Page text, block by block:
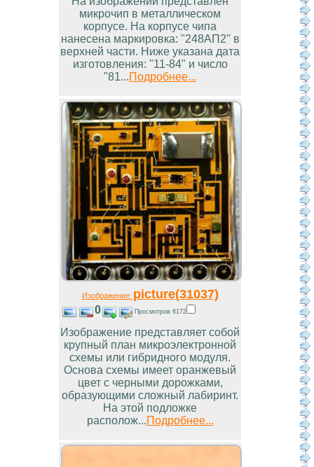
микрочип в металлическом
корпусе. На корпусе чипа
нанесена маркировка: "248АП2" в
верхней части. Ниже указана дата
изготовления: "11-84" и число
"81...Подробнее...
Изображениеpicture(31037)
0 Просмотров 6172
Изображение представляет собой
крупный план микроэлектронной
схемы или гибридного модуля.
Основа схемы имеет оранжевый
цвет с черными дорожками,
образующими сложный лабиринт.
На этой подложке
располож...Подробнее...